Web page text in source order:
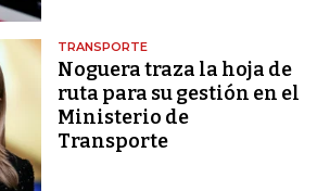
TRANSPORTE
Noguera traza la hoja de
ruta para su gestión en el
Ministerio de
Transporte